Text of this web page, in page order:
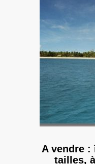
A vendre
tailles,